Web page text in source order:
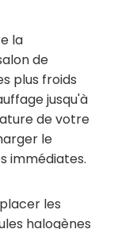
la
de
plus froids
jusqu'à
de votre
le
immédiates.
les
halogènes